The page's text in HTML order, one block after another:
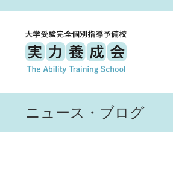
ニュース・ブログ